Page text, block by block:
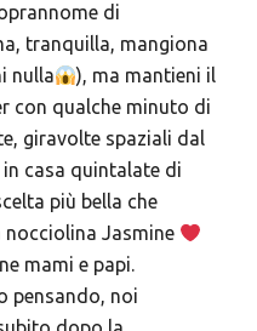
di
tranquilla, mangiona
nulla
), ma mantieni il
con qualche minuto di
giravolte spaziali dal
casa quintalate di
più bella che
nocciolina Jasmine
mami e papi.
pensando, noi